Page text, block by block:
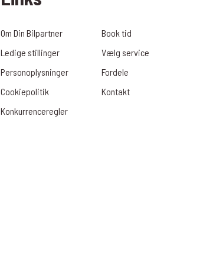
Om Din Bilpartner
Book tid
Ledige stillinger
Vælg service
Personoplysninger
Fordele
Cookiepolitik
Kontakt
Konkurrenceregler